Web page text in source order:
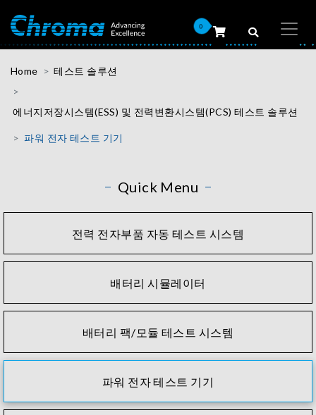
0
Home 테스트 솔루션
에너지저장시스템(ESS) 및 전력변환시스템(PCS) 테스트 솔루션
파워 전자 테스트 기기
Quick Menu
전력 전자부품 자동 테스트 시스템
배터리 시뮬레이터
배터리 팩/모듈 테스트 시스템
파워 전자 테스트 기기